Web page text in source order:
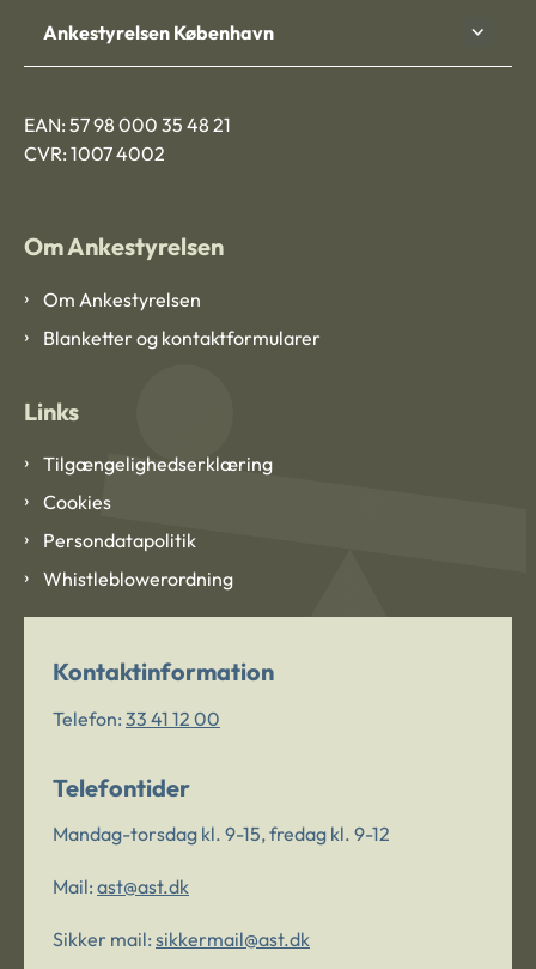
Ankestyrelsen København
EAN: 57 98 000 35 48 21
CVR: 1007 4002
Om Ankestyrelsen
Om Ankestyrelsen
Blanketter og kontaktformularer
Links
Tilgængelighedserklæring
Cookies
Persondatapolitik
Whistleblowerordning
Kontaktinformation
Telefon: 33 41 12 00
Telefontider
Mandag-torsdag kl. 9-15, fredag kl. 9-12
Mail: ast@ast.dk
Sikker mail: sikkermail@ast.dk